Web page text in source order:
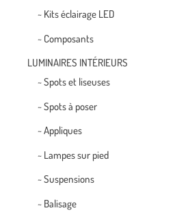
~ Kits éclairage LED
~ Composants
LUMINAIRES INTÉRIEURS
~ Spots et liseuses
~ Spots à poser
~ Appliques
~ Lampes sur pied
~ Suspensions
~ Balisage